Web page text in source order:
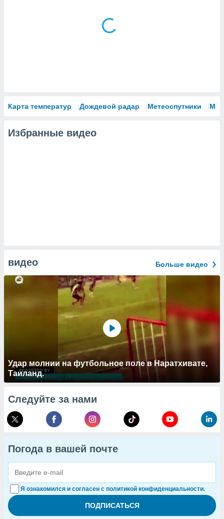
Карта температур Дождевой радар Метеоспутники
Избранные видео
видео Больше видео
Удар молнии на футбольное поле в Наратхивате,
Таиланд.
Следуйте за нами
Погода в вашей почте
Я ознакомился и согласен с политикой конфиденциальности.